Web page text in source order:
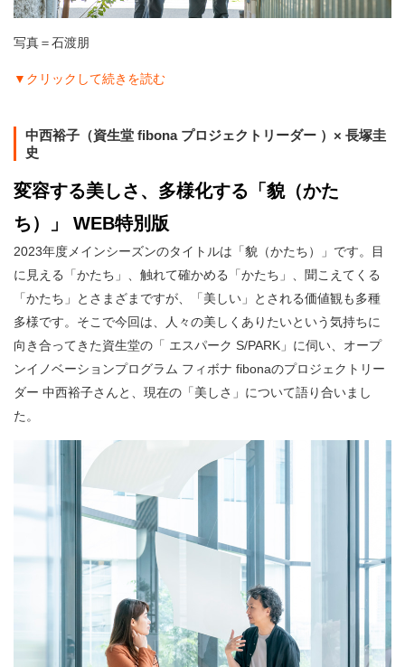
写真＝石渡朋
▼クリックして続きを読む
中西裕子（資生堂 fibona プロジェクトリーダー ）× 長塚圭
史
変容する美しさ、多様化する「貌（かた
ち）」 WEB特別版
2023年度メインシーズンのタイトルは「貌（かたち）」です。目
に見える「かたち」、触れて確かめる「かたち」、聞こえてくる
「かたち」とさまざまですが、「美しい」とされる価値観も多種
多様です。そこで今回は、人々の美しくありたいという気持ちに
向き合ってきた資生堂の「 エスパーク S/PARK」に伺い、オープ
ンイノベーションプログラム フィボナ fibonaのプロジェクトリー
ダー 中西裕子さんと、現在の「美しさ」について語り合いまし
た。